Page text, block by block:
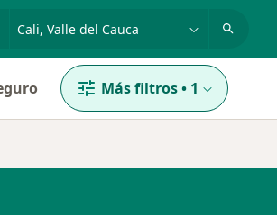
Más filtros• 1